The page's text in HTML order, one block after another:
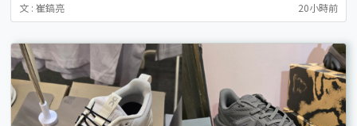
文 : 崔鎬亮 20小時前